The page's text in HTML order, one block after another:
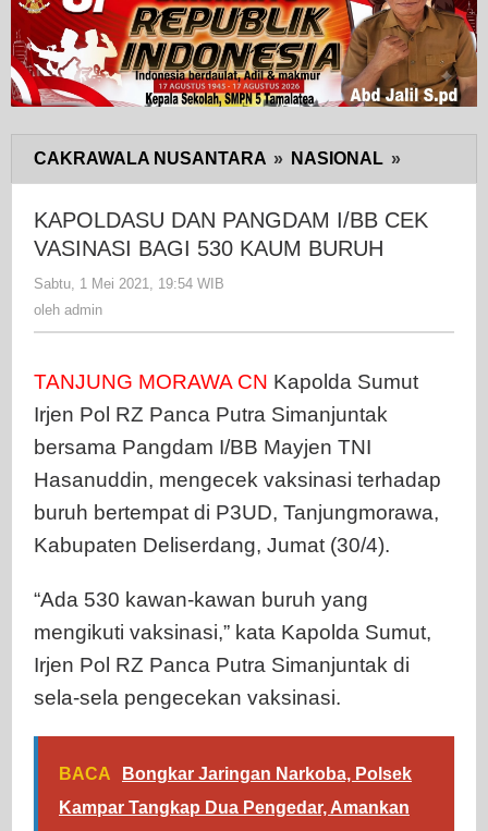
CAKRAWALA NUSANTARA » NASIONAL »
DAN
BURUH
KAPOLDASU DAN PANGDAM I/BB CEK
VASINASI BAGI 530 KAUM BURUH
Sabtu, 1 Mei 2021, 19:54 WIB
oleh admin
TANJUNG MORAWA CN Kapolda Sumut
Irjen Pol RZ Panca Putra Simanjuntak
bersama Pangdam I/BB Mayjen TNI
Hasanuddin, mengecek vaksinasi terhadap
buruh bertempat di P3UD, Tanjungmorawa,
Kabupaten Deliserdang, Jumat (30/4).
“Ada 530 kawan-kawan buruh yang
mengikuti vaksinasi,” kata Kapolda Sumut,
Irjen Pol RZ Panca Putra Simanjuntak di
sela-sela pengecekan vaksinasi.
BACA
Bongkar Jaringan Narkoba, Polsek
Kampar Tangkap Dua Pengedar, Amankan